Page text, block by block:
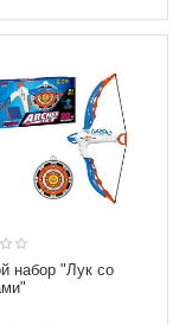
набор "Лук со